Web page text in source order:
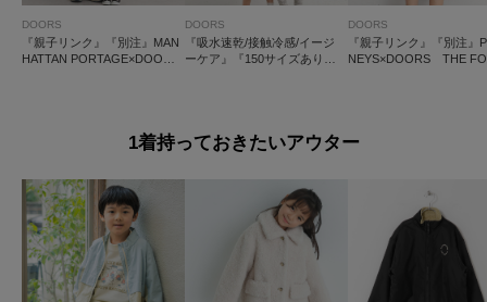
DOORS
『親子リンク』『別注』MAN
HATTAN PORTAGE×DOORS
DOORS
『吸水速乾/接触冷感/イージ
ーケア』『150サイズあり』
DOORS
『親子リンク』『別注』
NEYS×DOORS THE
1着持っておきたいアウター